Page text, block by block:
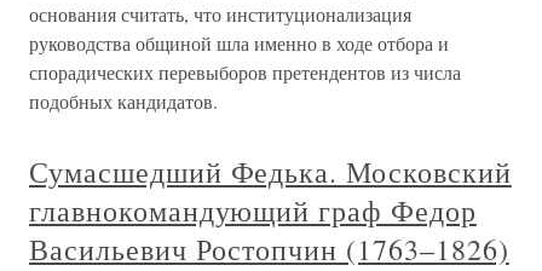
основания считать, что институционализация
руководства общиной шла именно в ходе отбора и
спорадических перевыборов претендентов из числа
подобных кандидатов.
Сумасшедший Федька. Московский
главнокомандующий граф Федор
Васильевич Ростопчин (1763–1826)